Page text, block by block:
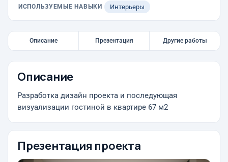
ИСПОЛЬЗУЕМЫЕ НАВЫКИ Интерьеры
Описание Презентация Другие работы
Описание
Разработка дизайн проекта и последующая
визуализации гостиной в квартире 67 м2
Презентация проекта